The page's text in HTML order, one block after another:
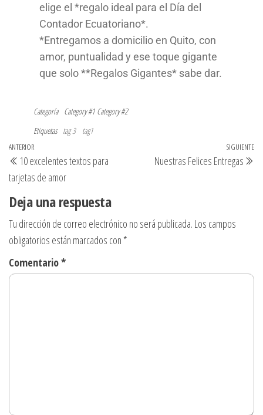
elige el *regalo ideal para el Día del
Contador Ecuatoriano*.
*Entregamos a domicilio en Quito, con
amor, puntualidad y ese toque gigante
que solo **Regalos Gigantes* sabe dar.
Categoría Category #1 Category #2
Etiquetas tag 3 tag1
ANTERIOR
10 excelentes textos para
tarjetas de amor
SIGUIENTE
Nuestras Felices Entregas
Deja una respuesta
Tu dirección de correo electrónico no será publicada. Los campos
obligatorios están marcados con *
Comentario*